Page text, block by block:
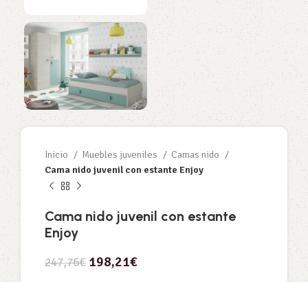
Inicio Muebles juveniles
Camas nido
Cama nido juvenil con estante Enjoy
Cama nido juvenil con estante
Enjoy
247,76€ 198,21€